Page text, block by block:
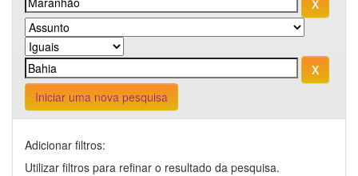
Iniciar uma nova pesquisa
Adicionar filtros:
Utilizar filtros para refinar o resultado da pesquisa.